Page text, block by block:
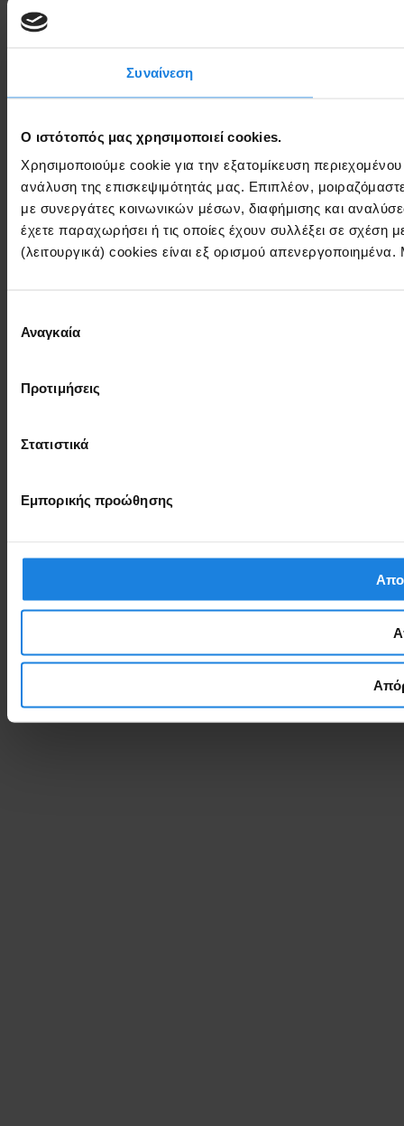
Συναίνεση
Ο ιστότοπός μας χρησιμοποιεί cookies.
Χρησιμοποιούμε cookie για την εξατομίκευση
ανάλυση της επισκεψιμότητάς μας. Επιπλέον,
με συνεργάτες κοινωνικών μέσων, διαφήμισης και
έχετε παραχωρήσει ή τις οποίες έχουν συλλέξει σε
(λειτουργικά) cookies είναι εξ ορισμού
συγκατάθεσης
Αναγκαία
Προτιμήσεις
Στατιστικά
Εμπορικής προώθησης